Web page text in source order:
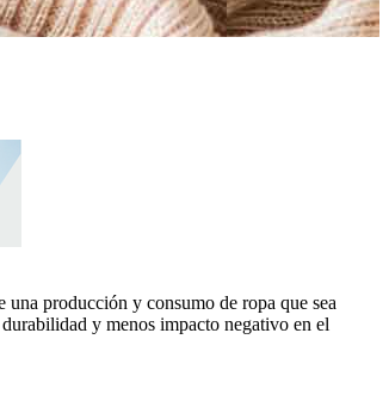
producción y consumo de ropa que sea
y menos impacto negativo en el